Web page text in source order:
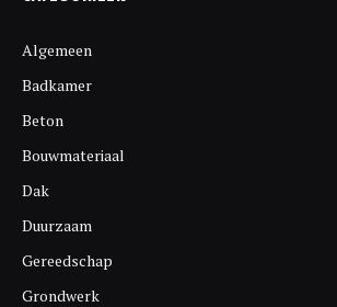
Algemeen
Badkamer
Beton
Bouwmateriaal
Dak
Duurzaam
Gereedschap
Grondwerk